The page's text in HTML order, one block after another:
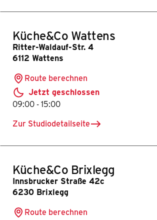
Küche&Co Wattens
Ritter-Waldauf-Str. 4
6112 Wattens
Route berechnen
Jetzt geschlossen
09:00-bis
15:00
Zur Studiodetailseite
für Küche&Co Wattens
Küche&Co Brixlegg
Innsbrucker Straße 42c
6230 Brixlegg
Route berechnen